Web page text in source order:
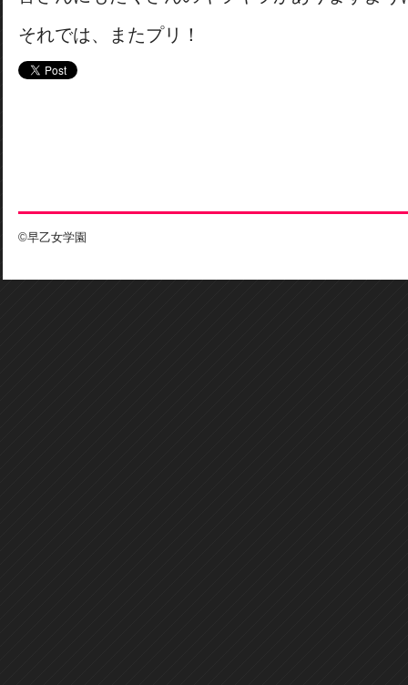
それでは、またプリ！
©早乙女学園